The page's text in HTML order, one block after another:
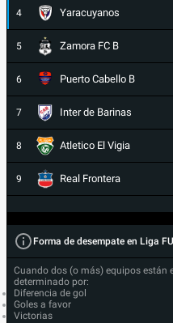
4 Yaracuyanos
5 Zamora FC B
6 Puerto Cabello B
7 Inter de Barinas
8 Atletico El Vigia
9 Real Frontera
Forma de desempate en Liga
Cuando dos (o más) equipos están
determinado por:
Diferencia de gol
Goles a favor
Victorias